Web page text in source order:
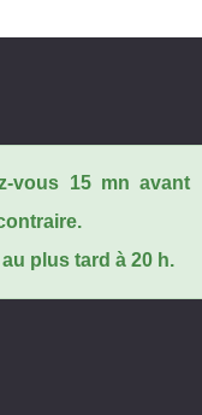
vous 15 mn avant
plus tard à 20 h.